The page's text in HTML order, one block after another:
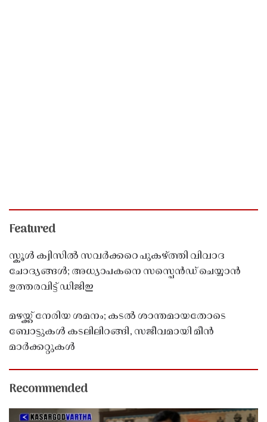
Featured
സ്കൂൾ ക്വിസിൽ സവർക്കറെ പുകഴ്ത്തി വിവാദ
ചോദ്യങ്ങൾ; അധ്യാപകനെ സസ്പെൻഡ് ചെയ്യാൻ
ഉത്തരവിട്ട് ഡിജിഇ
മഴയ്ക്ക് നേരിയ ശമനം; കടൽ ശാന്തമായതോടെ
ബോട്ടുകൾ കടലിലിറങ്ങി, സജീവമായി മീൻ
മാർക്കറ്റുകൾ
Recommended